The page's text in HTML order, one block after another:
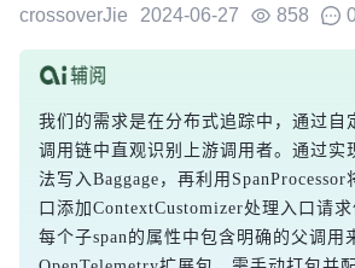
crossoverJie 2024-06-27 858
我们的需求是在分布式追踪中，通过自
调用链中直观识别上游调用者。通过实
法写入Baggage，再利用
口添加ContextCustomizer处理入口请
每个子span的属性中包含明确的父调